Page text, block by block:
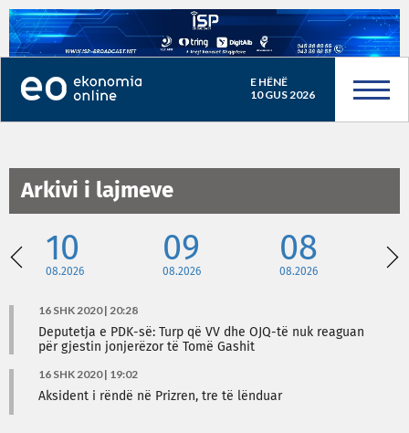
E HËNË
10 GUS 2026
Arkivi i lajmeve
10
08.2026
09
08.2026
08
08.2026
16 SHK 2020 | 20:28
Deputetja e PDK-së: Turp që VV dhe OJQ-të nuk reaguan
për gjestin jonjerëzor të Tomë Gashit
16 SHK 2020 | 19:02
Aksident i rëndë në Prizren, tre të lënduar